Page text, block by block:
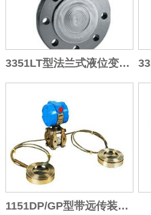
3351LT型法兰式液位变送器
1151DP/GP型带远传装置的差压